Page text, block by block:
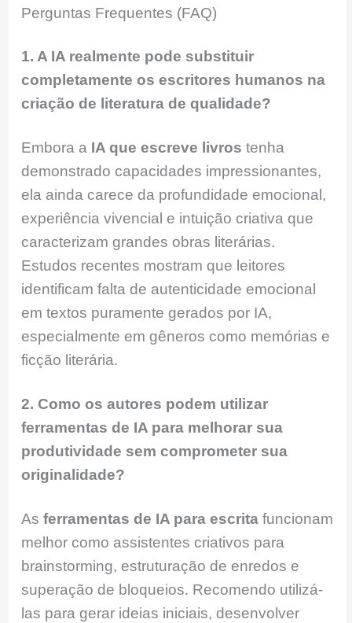
Perguntas Frequentes (FAQ)
1. A IA realmente pode substituir
completamente os escritores humanos na
criação de literatura de qualidade?
Embora a IA que escreve livros tenha
demonstrado capacidades impressionantes,
ela ainda carece da profundidade emocional,
experiência vivencial e intuição criativa que
caracterizam grandes obras literárias.
Estudos recentes mostram que leitores
identificam falta de autenticidade emocional
em textos puramente gerados por IA,
especialmente em gêneros como memórias e
ficção literária.
2. Como os autores podem utilizar
ferramentas de IA para melhorar sua
produtividade sem comprometer sua
originalidade?
Asferramentas de IA para escrita funcionam
melhor como assistentes criativos para
brainstorming, estruturação de enredos e
superação de bloqueios. Recomendo utilizá-
las para gerar ideias iniciais, desenvolver